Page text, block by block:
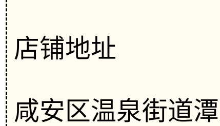
店铺地址
咸安区温泉街道